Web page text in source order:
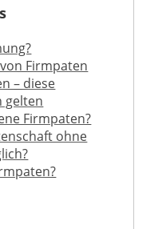
Firmpaten
– diese
gelten
Firmpaten?
ohne